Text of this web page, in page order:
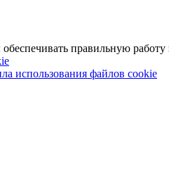
правильную работу
использования файлов cookie